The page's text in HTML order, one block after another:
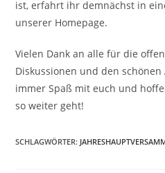
ist, erfahrt ihr demnächst in
unserer Homepage.
Vielen Dank an alle für die
Diskussionen und den
immer Spaß mit euch und
so weiter geht!
SCHLAGWÖRTER: